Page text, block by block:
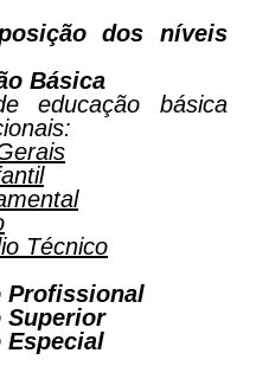
dos níveis
Básica
educação básica
Técnico
Profissional
Superior
Especial